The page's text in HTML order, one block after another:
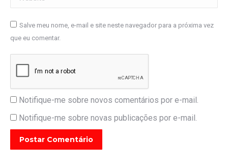
Salve meu nome, e-mail e site neste navegador para a próxima vez
que eu comentar.
Notifique-me sobre novos comentários por e-mail.
Notifique-me sobre novas publicações por e-mail.
Postar Comentário